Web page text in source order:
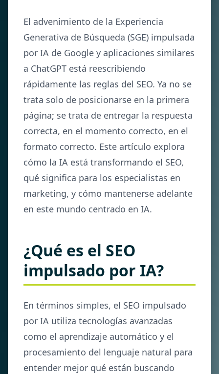
El advenimiento de la Experiencia
Generativa de Búsqueda (SGE) impulsada
por IA de Google y aplicaciones similares
a ChatGPT está reescribiendo
rápidamente las reglas del SEO. Ya no se
trata solo de posicionarse en la primera
página; se trata de entregar la respuesta
correcta, en el momento correcto, en el
formato correcto. Este artículo explora
cómo la IA está transformando el SEO,
qué significa para los especialistas en
marketing, y cómo mantenerse adelante
en este mundo centrado en IA.
¿Qué es el SEO
impulsado por IA?
En términos simples, el SEO impulsado
por IA utiliza tecnologías avanzadas
como el aprendizaje automático y el
procesamiento del lenguaje natural para
entender mejor qué están buscando